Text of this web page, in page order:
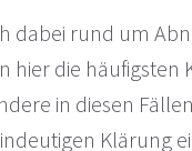
dabei rund um
die
in diesen
Klärung